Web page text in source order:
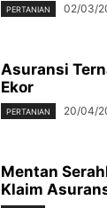
PERTANIAN 02/03/
Asuransi
Ekor
PERTANIAN 20/04/
Mentan
Klaim